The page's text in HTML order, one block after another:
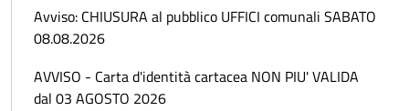
Avviso: CHIUSURA al pubblico UFFICI comunali SABATO
08.08.2026
AVVISO - Carta d'identità cartacea NON PIU' VALIDA
dal 03 AGOSTO 2026